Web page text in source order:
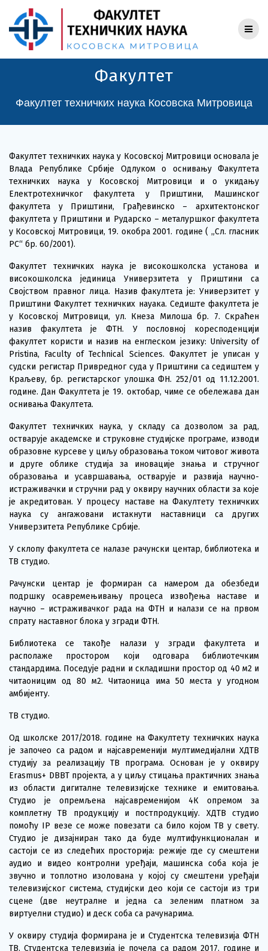
to
content
Факултет
Факултет техничких наука Косовска Митровица
Факултет техничких наука у Косовској Митровици основала је
Влада Републике Србије Одлуком о оснивању Факултета
техничких наука у Косовској Митровици и о укидању
Електротехничког факултета у Приштини, Машинског
факултета у Приштини, Грађевинско – архитектонског
факултета у Приштини и Рударско – металуршког факултета
у Косовској Митровици, 19. окобра 2001. године ( „Сл. гласник
РС“ бр. 60/2001).
Факултет техничких наука је високошколска установа и
високошколска јединица Универзитета у Приштини са
Својством правног лица. Назив факултета је: Универзитет у
Приштини Факултет техничких науака. Седиште факултета је
у Косовској Митровици, ул. Кнеза Милоша бр. 7. Скраћен
назив факултета је ФТН. У пословној коресподенцији
факултет користи и назив на енглеском језику: University of
Pristina, Faculty of Technical Sciences. Факултет је уписан у
судски регистар Привредног суда у Приштини са седиштем у
Краљеву, бр. регистарског улошка ФН. 252/01 од 11.12.2001.
године. Дан Факултета је 19. октобар, чиме се обележава дан
оснивања Факултета.
Факултет техничких наука, у складу са дозволом за рад,
остварује академске и струковне студијске програме, изводи
образовне курсеве у циљу образовања током читовог живота
и друге облике студија за иновације знања и стручног
образовања и усавршавања, остварује и развија научно-
истраживачки и стручни рад у оквиру научних области за које
је акредитован. У процесу наставе на Факултету техничких
наука су ангажовани истакнути наставници са других
Универзитета Републике Србије.
У склопу факултета се налазе рачунски центар, библиотека и
ТВ студио.
Рачунски центар је формиран са намером да обезбеди
подршку осавремењивању процеса извођења наставе и
научно – истраживачког рада на ФТН и налази се на првом
спрату наставног блока у згради ФТН.
Библиотека се такође налази у згради факултета и
располаже простором који одговара библиотечким
стандардима. Поседује радни и складишни простор од 40 м2 и
читaоницим од 80 м2. Читаоница има 50 места у угодном
амбијенту.
ТВ студио.
Од школске 2017/2018. године на Факултету техничких наука
је започео са радом и најсавременији мултимедијални ХДТВ
студију за реализацију ТВ програма. Основан је у оквиру
Erasmus+ DBBT пројекта, а у циљу стицања практичних знања
из области дигиталне телевизијске технике и емитовања.
Студио је опремљена најсавременијом 4К опремом за
комплетну ТВ продукцију и постпродукцију. ХДТВ студио
помоћу IP везе се може повезати са било којом ТВ у свету.
Студио је дизајниран тако да буде мултифункционалан и
састоји се из следећих просторија: режије где су смештени
аудио и видео контролни уређаји, машинска соба која је
звучно и топлотно изолована у којој су смештени уређаји
телевизијског система, студијски део који се састоји из три
сцене (две неутралне и једна са зеленим платном за
виртуелни студио) и деск соба са рачунарима.
У оквиру студија формирана је и Студентска телевизија ФТН
ТВ. Студентска телевизија je почела са радом 2017. године и